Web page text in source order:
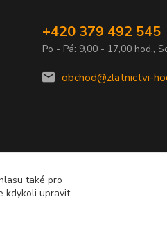
+420 379 492 545
Po - Pá: 9,00 - 17,00 hod.,
obchod@zlatnictvi-
také pro
kdykoli upravit